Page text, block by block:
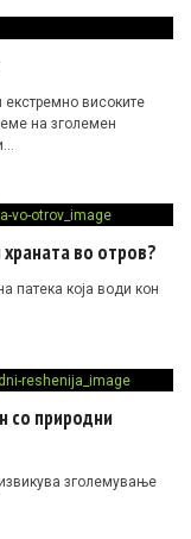
екстремно високите
на зголемен
во отров?
патека која води кон
со природни